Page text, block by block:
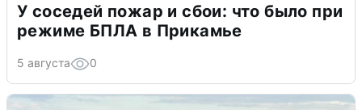
У соседей пожар и сбои: что было при
режиме БПЛА в Прикамье
5 августа 0